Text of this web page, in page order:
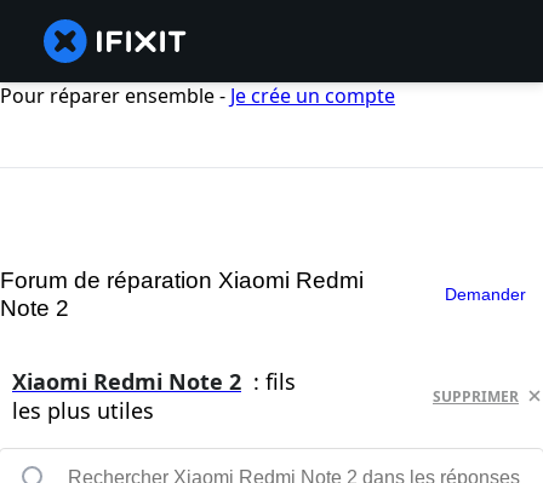
Pour réparer ensemble - Je crée un compte
Forum de réparation Xiaomi Redmi
Note 2
Demander
Xiaomi Redmi Note 2 : fils
les plus utiles
SUPPRIMER